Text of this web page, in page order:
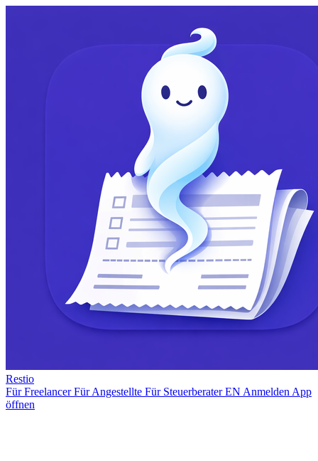
Restio
Für FreelancerFür Angestellte Für SteuerberaterEN Anmelden App
öffnen